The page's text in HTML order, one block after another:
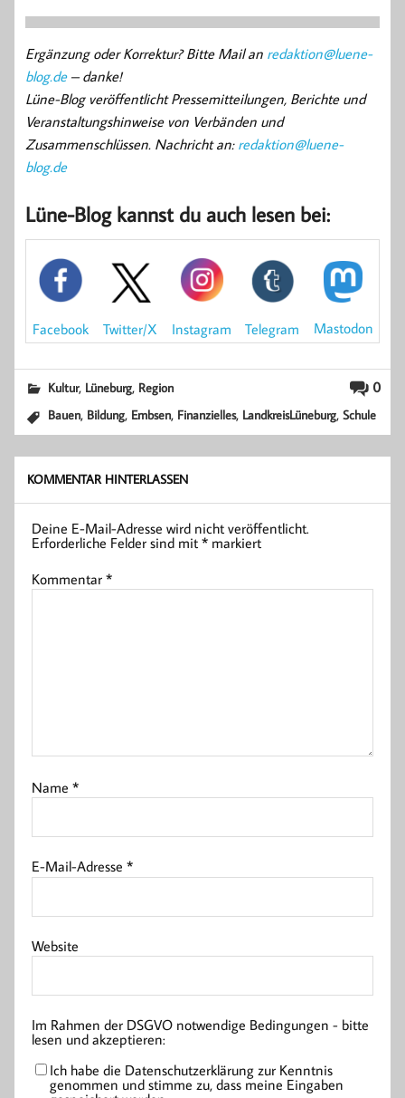
Ergänzung oder Korrektur? Bitte Mail an redaktion@luene-
blog.de– danke!
Lüne-Blog veröffentlicht Pressemitteilungen, Berichte und
Veranstaltungshinweise von Verbänden und
Zusammenschlüssen. Nachricht an: redaktion@luene-
blog.de
Lüne-Blog kannst du auch lesen bei:
Facebook Twitter/X Instagram Telegram Mastodon
0
Kultur, Lüneburg, Region
Bauen, Bildung, Embsen, Finanzielles, LandkreisLüneburg,Schule
KOMMENTAR HINTERLASSEN
Deine E-Mail-Adresse wird nicht veröffentlicht.
Erforderliche Felder sind mit* markiert
Kommentar*
Name*
E-Mail-Adresse*
Website
Im Rahmen der DSGVO notwendige Bedingungen - bitte
lesen und akzeptieren:
Ich habe die Datenschutzerklärung zur Kenntnis
genommen und stimme zu, dass meine Eingaben